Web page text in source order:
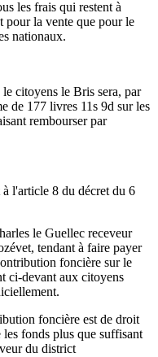
les frais qui restent à
pour la vente que pour le
nationaux.
citoyens le Bris sera, par
de 177 livres 11s 9d sur les
rembourser par
l'article 8 du décret du 6
le Guellec receveur
tendant à faire payer
foncière sur le
ci-devant aux citoyens
foncière est de droit
les fonds plus que suffisant
du district